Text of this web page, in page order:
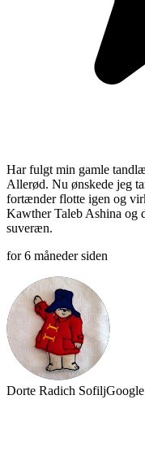
Har fulgt min gamle
Allerød. Nu ønskede jeg
fortænder flotte igen og
Kawther Taleb Ashina og
suveræn.
for 6 måneder siden
Dorte Radich SofiljGoogle